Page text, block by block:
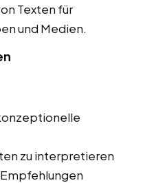
Texten für
und Medien.
zu interpretieren